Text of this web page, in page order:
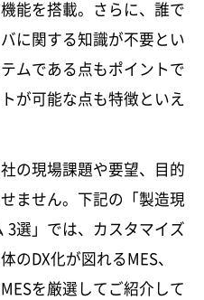
能を搭載。さらに、誰で
に関する知識が不要とい
ムである点もポイントで
が可能な点も特徴といえ
の現場課題や要望、目的
ません。下記の「製造現
3選」では、カスタマイズ
のDX化が図れるMES、
を厳選してご紹介して